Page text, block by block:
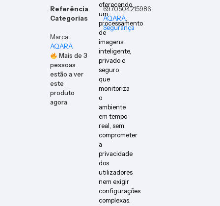
Referência
6970504215986
Categorias
AQARA,
Segurança
Marca:
AQARA
Mais de3
pessoas
estão a ver
este
produto
agora
oferecendo
um
processamento
de
imagens
inteligente,
privado e
seguro
que
monitoriza
o
ambiente
em tempo
real, sem
comprometer
a
privacidade
dos
utilizadores
nem exigir
configurações
complexas.